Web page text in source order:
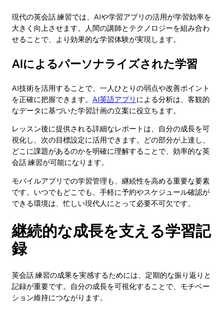
現代の英会話 練習では、AIや学習アプリの活用が学習効率を
大きく向上させます。人間の講師とテクノロジーを組み合わ
せることで、より効果的な学習体験が実現します。
AIによるパーソナライズされた学習
AI技術を活用することで、一人ひとりの弱点や改善ポイント
を正確に把握できます。 AI英語アプリ による分析は、客観的
なデータに基づいた学習計画の立案に役立ちます。
レッスン後に提供される詳細なレポートは、自分の成長を可
視化し、次の目標設定に活用できます。どの部分が上達し、
どこに課題があるのかを明確に理解することで、効率的な英
会話 練習が可能になります。
モバイルアプリでの学習管理も、継続性を高める重要な要素
です。いつでもどこでも、手軽に予約やスケジュール確認が
できる環境は、忙しい現代人にとって必要不可欠です。
継続的な成長を支える学習記
録
英会話 練習の成果を実感するためには、定期的な振り返りと
記録が重要です。自分の成長を可視化することで、モチベー
ション維持につながります。